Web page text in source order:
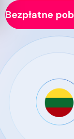
Bezpłatne